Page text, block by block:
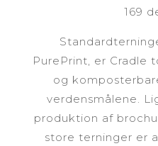
169
PurePrint, er Cradle
og
verdensmålene.
produktion af
store terninger er